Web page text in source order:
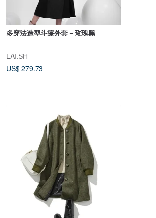
多穿法造型斗篷外套－玫瑰黑
LAI.SH
US$ 279.73